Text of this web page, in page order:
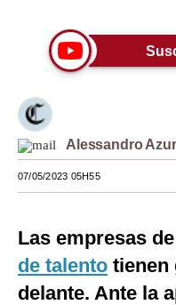
Viajes
Moda
Estilos
Mundo
EEUU
España
Internacional
Alessandro
07/05/2023 05H55
Las empresas de
de talento tienen
delante. Ante la